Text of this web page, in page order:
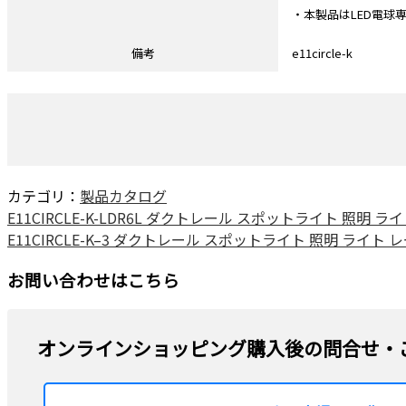
・本製品はLED電球
備考 e11circle-k
カテゴリ： 製品カタログ
E11CIRCLE-K-LDR6L ダクトレール スポットライト 照明 ラ
E11CIRCLE-K–3 ダクトレール スポットライト 照明 ライト
お問い合わせはこちら
オンラインショッピング購入後の問合せ・